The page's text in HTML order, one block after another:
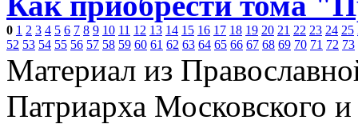
0 1 2 3 4 5 6 7 8 9 10 11 12 13 14 15 16 17 18 19 20 21 22 23 24 25
52 53 54 55 56 57 58 59 60 61 62 63 64 65 66 67 68 69 70 71 72 73
Материал из
Патриарха Московского